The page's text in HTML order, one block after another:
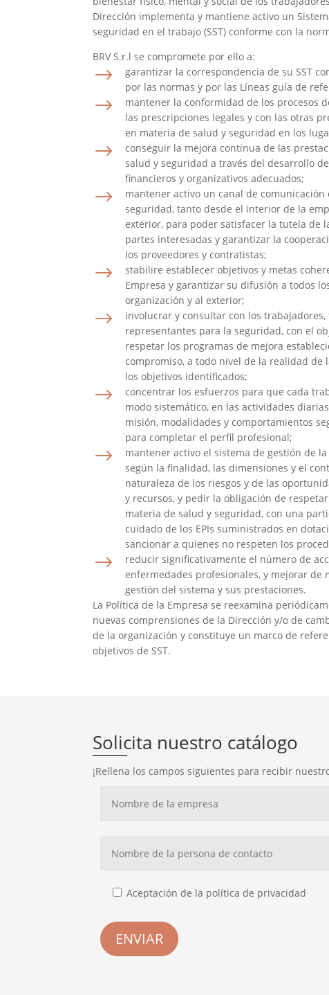
Dirección implementa y mantiene activo un
seguridad en el trabajo (SST) conforme con la
BRV S.r.l se compromete por ello a:
$
garantizar la correspondencia de su SST
por las normas y por las Líneas guía de
$
mantener la conformidad de los procesos
las prescripciones legales y con las otras
en materia de salud y seguridad en los
$
conseguir la mejora continua de las
salud y seguridad a través del desarrollo
financieros y organizativos adecuados;
$
mantener activo un canal de
seguridad, tanto desde el interior de la
exterior, para poder satisfacer la tutela de
partes interesadas y garantizar la
los proveedores y contratistas;
$
stabilire establecer objetivos y metas
Empresa y garantizar su difusión a todos
organización y al exterior;
$
involucrar y consultar con los
representantes para la seguridad, con el
respetar los programas de mejora
compromiso, a todo nivel de la realidad de
los objetivos identificados;
$
concentrar los esfuerzos para que cada
modo sistemático, en las actividades
misión, modalidades y comportamientos
para completar el perfil profesional;
$
mantener activo el sistema de gestión de
según la finalidad, las dimensiones y el
naturaleza de los riesgos y de las
y recursos, y pedir la obligación de
materia de salud y seguridad, con una
cuidado de los EPIs suministrados en
sancionar a quienes no respeten los
$
reducir significativamente el número de
enfermedades profesionales, y mejorar de
gestión del sistema y sus prestaciones.
La Política de la Empresa se reexamina
nuevas comprensiones de la Dirección y/o de
de la organización y constituye un marco de
objetivos de SST.
Solicita nuestro catálogo
¡Rellena los campos siguientes para recibir
Aceptación de la política de privacidad
ENVIAR